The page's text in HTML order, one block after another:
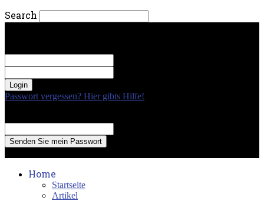
Search
Passwort vergessen? Hier gibts Hilfe!
Home
Startseite
Artikel